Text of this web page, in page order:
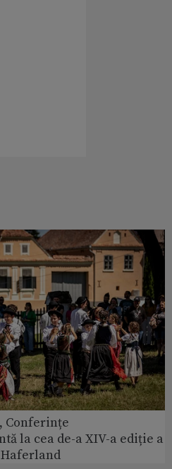
Conferințe
la cea de-a XIV-a ediție a